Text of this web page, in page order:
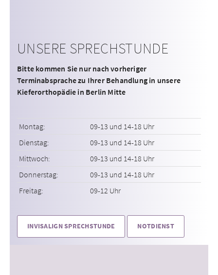
UNSERE SPRECHSTUNDE
Bitte kommen Sie nur nach vorheriger
Terminabsprache zu Ihrer Behandlung in unsere
Kieferorthopädie in Berlin Mitte
Montag:
09-13 und 14-18 Uhr
Dienstag:
09-13 und 14-18 Uhr
Mittwoch:
09-13 und 14-18 Uhr
Donnerstag:
09-13 und 14-18 Uhr
Freitag:
09-12 Uhr
INVISALIGN SPRECHSTUNDE NOTDIENST